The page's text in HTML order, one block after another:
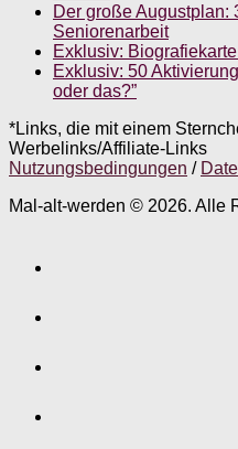
Der große Augustplan:
Seniorenarbeit
Exklusiv:
Exklusiv: 50
oder das?”
*Links, die mit einem
Werbelinks/Affiliate-Links
Nutzungsbedingungen /
Mal-alt-werden © 2026. Alle